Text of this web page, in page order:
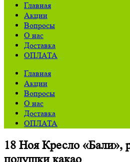
Главная
Акции
Вопросы
О нас
Доставка
ОПЛАТА
Главная
Акции
Вопросы
О нас
Доставка
ОПЛАТА
18 НояКресло «Бали»,
подушки какао